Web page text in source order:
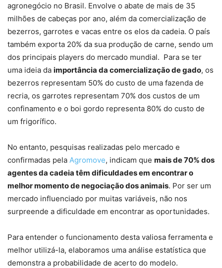
agronegócio no Brasil. Envolve o abate de mais de 35
milhões de cabeças por ano, além da comercialização de
bezerros, garrotes e vacas entre os elos da cadeia. O país
também exporta 20% da sua produção de carne, sendo um
dos principais players do mercado mundial. Para se ter
uma ideia da importância da comercialização de gado, os
bezerros representam 50% do custo de uma fazenda de
recria, os garrotes representam 70% dos custos de um
confinamento e o boi gordo representa 80% do custo de
um frigorífico.
No entanto, pesquisas realizadas pelo mercado e
confirmadas pela Agromove, indicam que mais de 70% dos
agentes da cadeia têm dificuldades em encontrar o
melhor momento de negociação dos animais. Por ser um
mercado influenciado por muitas variáveis, não nos
surpreende a dificuldade em encontrar as oportunidades.
Para entender o funcionamento desta valiosa ferramenta e
melhor utilizá-la, elaboramos uma análise estatística que
demonstra a probabilidade de acerto do modelo.